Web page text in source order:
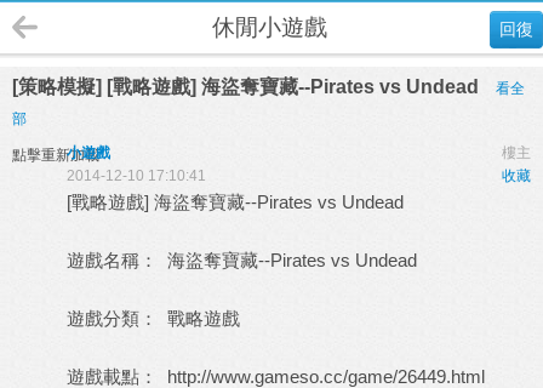
回復
休閒小遊戲
[策略模擬] [戰略遊戲] 海盜奪寶藏--Pirates vs Undead
看全
部
點擊重新加載 樓主
小遊戲
收藏
2014-12-10 17:10:41
[戰略遊戲] 海盜奪寶藏--Pirates vs Undead
遊戲名稱： 海盜奪寶藏--Pirates vs Undead
遊戲分類： 戰略遊戲
遊戲載點： http://www.gameso.cc/game/26449.html